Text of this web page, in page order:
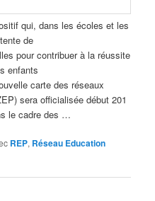
qui, dans les écoles et les
de
pour contribuer à la réussite
enfants
carte des réseaux
sera officialisée début 201
le cadre des …
REP, Réseau Education